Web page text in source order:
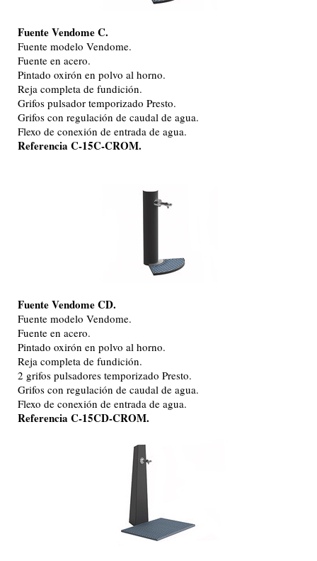
Fuente Vendome C.
Fuente modelo Vendome.
Fuente en acero.
Pintado oxirón en polvo al horno.
Reja completa de fundición.
Grifos pulsador temporizado Presto.
Grifos con regulación de caudal de agua.
Flexo de conexión de entrada de agua.
Referencia C-15C-CROM.
Fuente Vendome CD.
Fuente modelo Vendome.
Fuente en acero.
Pintado oxirón en polvo al horno.
Reja completa de fundición.
2 grifos pulsadores temporizado Presto.
Grifos con regulación de caudal de agua.
Flexo de conexión de entrada de agua.
Referencia C-15CD-CROM.